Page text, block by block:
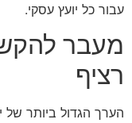
עבור כל יועץ עסקי.
מעבר
רציף
הערך הגדול ביותר של